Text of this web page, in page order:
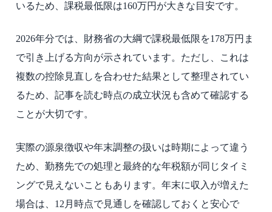
いるため、課税最低限は160万円が大きな目安です。
2026年分では、財務省の大綱で課税最低限を178万円ま
で引き上げる方向が示されています。ただし、これは
複数の控除見直しを合わせた結果として整理されてい
るため、記事を読む時点の成立状況も含めて確認する
ことが大切です。
実際の源泉徴収や年末調整の扱いは時期によって違う
ため、勤務先での処理と最終的な年税額が同じタイミ
ングで見えないこともあります。年末に収入が増えた
場合は、12月時点で見通しを確認しておくと安心で